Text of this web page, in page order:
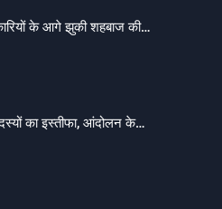
के आगे झुकी शहबाज की…
का इस्तीफा, आंदोलन के…